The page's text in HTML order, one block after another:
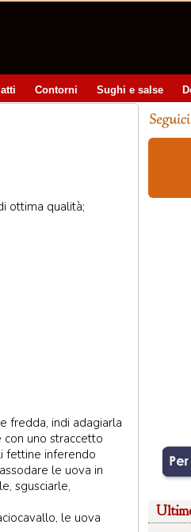
Contorni Sughi e salse
ottima qualità;
fredda, indi adagiarla
con uno straccetto
fettine inferendo
le uova in
sgusciarle,
le uova